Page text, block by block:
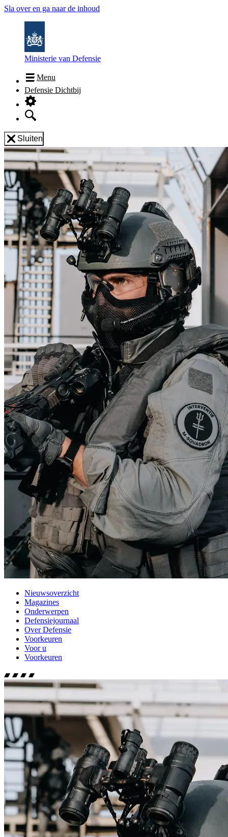
Sla over en ga naar de inhoud
Ministerie van Defensie
Menu
Defensie Dichtbij
Sluiten
Nieuwsoverzicht
Magazines
Onderwerpen
Defensiejournaal
Over Defensie
Voorkeuren
Voor u
Voorkeuren